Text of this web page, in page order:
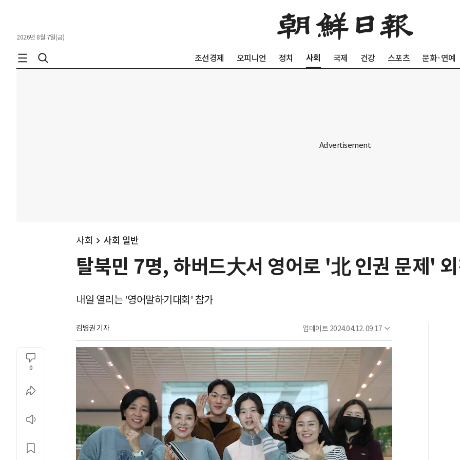
2026년 8월 7일(금)
조선경제 오피니언 정치 사회 국제 건강 스포츠 문화·연예
사회 사회 일반
탈북민 7명, 하버드大서 영어로 '北 인권 문제'
내일 열리는 '영어말하기대회' 참가
김병권 기자 업데이트 2024.04.12. 09:17
0